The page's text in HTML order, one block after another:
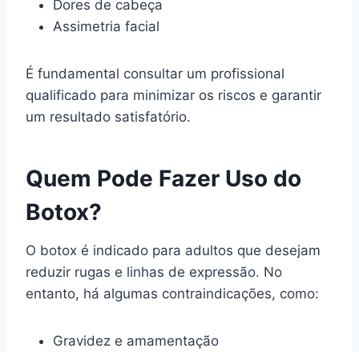
Dores de cabeça
Assimetria facial
É fundamental consultar um profissional
qualificado para minimizar os riscos e garantir
um resultado satisfatório.
Quem Pode Fazer Uso do
Botox?
O botox é indicado para adultos que desejam
reduzir rugas e linhas de expressão. No
entanto, há algumas contraindicações, como:
Gravidez e amamentação